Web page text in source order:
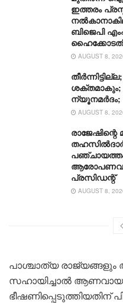
ഇത്തരം
ബിജെപി
AUGUST 8,
ശക്തമാകും;
AUGUST 8,
പ്രസിഡന്റ്
AUGUST 8,
പാശ്ചാത്യ
സഹായിച്ചാൽ